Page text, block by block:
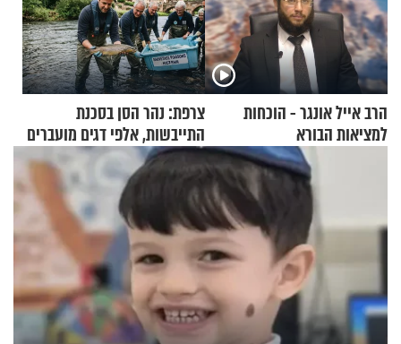
הרב אייל אונגר - הוכחות
למציאות הבורא
צרפת: נהר הסן בסכנת
התייבשות, אלפי דגים מועברים
במבצעי חילוץ